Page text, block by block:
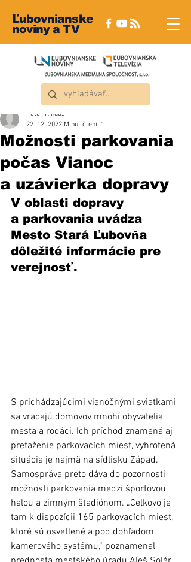
Ľubovnianske
noviny a TV
Možnosti parkovania
počas Vianoc
a uzávierka dopravy
Peter Rindoš
22. 12. 2022 Minut čtení: 1
V oblasti dopravy
a parkovania uvádza
Mesto Stará Ľubovňa
dôležité informácie pre
verejnosť.
S prichádzajúcimi vianočnými sviatkami
sa vracajú domovov mnohí obyvatelia
mesta a rodáci. Ich príchod znamená aj
preťaženie parkovacích miest, vyhrotená
situácia je najmä na sídlisku Západ.
Samospráva preto dáva do pozornosti
možnosti parkovania medzi športovou
halou a zimným štadiónom. „Celkovo je
tam k dispozícii 165 parkovacích miest,
ktoré sú osvetlené a pod dohľadom
kamerového systému,“ poznamenal